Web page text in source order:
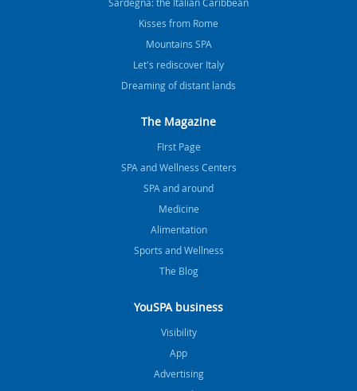
Kisses from Rome
Mountains SPA
Let's rediscover Italy
Dreaming of distant lands
The Magazine
FIrst Page
SPA and Wellness Centers
SPA and around
Medicine
Alimentation
Sports and Wellness
The Blog
YouSPA business
Visibility
App
Advertising